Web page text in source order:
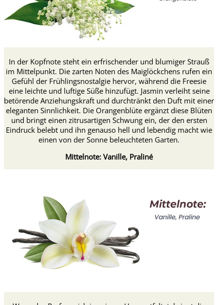
In der Kopfnote steht ein erfrischender und blumiger Strauß
im Mittelpunkt. Die zarten Noten des Maiglöckchens rufen ein
Gefühl der Frühlingsnostalgie hervor, während die Freesie
eine leichte und luftige Süße hinzufügt. Jasmin verleiht seine
betörende Anziehungskraft und durchtränkt den Duft mit einer
eleganten Sinnlichkeit. Die Orangenblüte ergänzt diese Blüten
und bringt einen zitrusartigen Schwung ein, der den ersten
Eindruck belebt und ihn genauso hell und lebendig macht wie
einen von der Sonne beleuchteten Garten.
Mittelnote: Vanille, Praliné